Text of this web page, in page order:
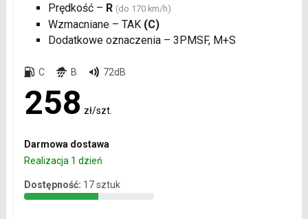
Prędkość – R (do 170 km/h)
Wzmacniane – TAK (C)
Dodatkowe oznaczenia – 3PMSF, M+S
C B 72dB
258 zł/szt.
Darmowa dostawa
Realizacja 1 dzień
Dostępność: 17 sztuk